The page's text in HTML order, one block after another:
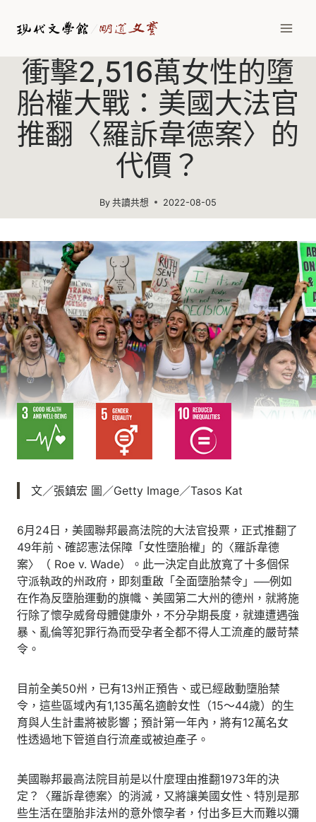
衝擊2,516萬女性的墮
胎權大戰：美國大法官
推翻〈羅訴韋德案〉的
代價？
By 共讀共想 2022-08-05
文／張鎮宏 圖／Getty Image／Tasos Kat
6月24日，美國聯邦最高法院的大法官投票，正式推翻了
49年前、確認憲法保障「女性墮胎權」的〈羅訴韋德
案〉（ Roe v. Wade）。此一決定自此放寬了十多個保
守派執政的州政府，即刻重啟「全面墮胎禁令」──例如
在作為反墮胎運動的旗幟、美國第二大州的德州，就將施
行除了懷孕威脅母體健康外，不分孕期長度，就連遭遇強
暴、亂倫等犯罪行為而受孕者全都不得人工流產的嚴苛禁
令。
目前全美50州，已有13州正預告、或已經啟動墮胎禁
令，這些區域內有1,135萬名適齡女性（15～44歲）的生
育與人生計畫將被影響；預計第一年內，將有12萬名女
性透過地下管道自行流產或被迫產子。
美國聯邦最高法院目前是以什麼理由推翻1973年的決
定？〈羅訴韋德案〉的消滅，又將讓美國女性、特別是那
些生活在墮胎非法州的意外懷孕者，付出多巨大而難以彌